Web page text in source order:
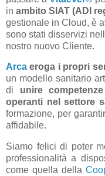
in ambito SIAT (ADI
gestionale in Cloud, è
sono stati disservizi
nostro nuovo Cliente.
Arca eroga i propri
un modello sanitario
di unire
operanti nel settore
formazione, per
affidabile.
Siamo felici di poter
professionalità a
come quella della